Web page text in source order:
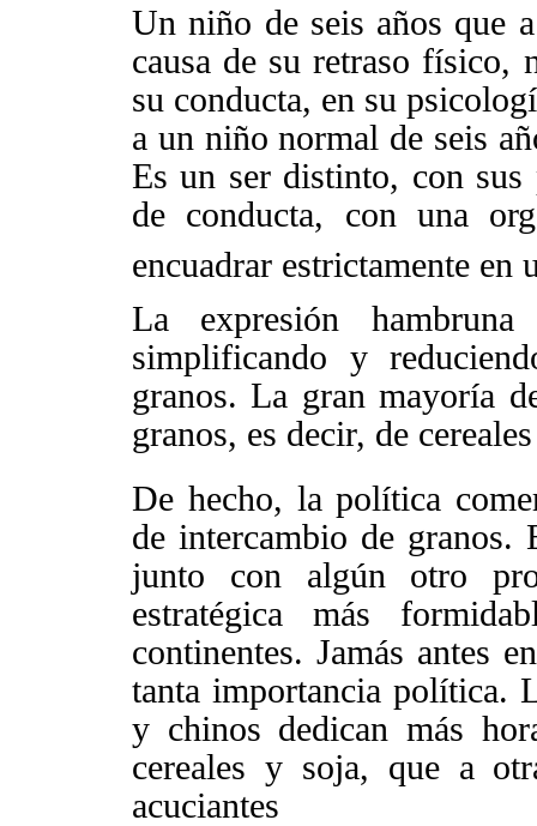
Un niño de seis años que
causa de su retraso físico,
su conducta, en su
a un niño normal de seis
Es un ser distinto, con sus
de conducta, con una
encuadrar estrictamente en
La expresión
simplificando y
granos. La gran mayoría
granos, es decir, de
De hecho, la política
de intercambio de
junto con algún otro
estratégica más
continentes. Jamás antes
tanta importancia política.
y chinos dedican más
cereales y soja, que a
acuciantes